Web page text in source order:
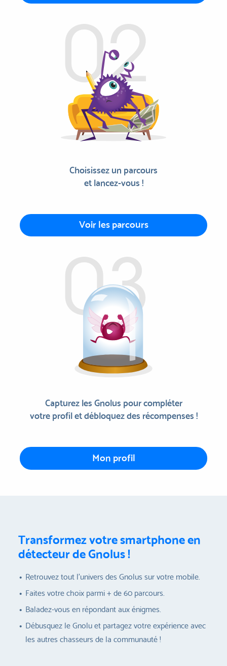
Choisissez un parcours
et lancez-vous !
Voir les parcours
Capturez les Gnolus pour compléter
votre profil et débloquez des récompenses !
Mon profil
Transformez votre smartphone en
détecteur de Gnolus !
Retrouvez tout l'univers des Gnolus sur votre mobile.
Faites votre choix parmi + de 60 parcours.
Baladez-vous en répondant aux énigmes.
Débusquez le Gnolu et partagez votre expérience avec
les autres chasseurs de la communauté !